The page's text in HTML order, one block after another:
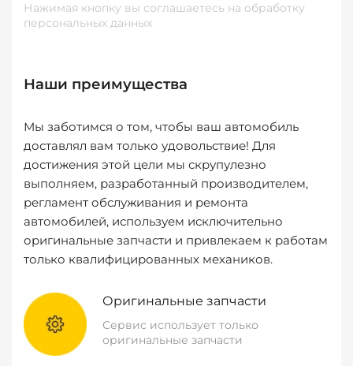
Нажимая кнопку вы соглашаетесь на обработку
персональных данных
Наши преимущества
Мы заботимся о том, чтобы ваш автомобиль
доставлял вам только удовольствие! Для
достижения этой цели мы скрупулезно
выполняем, разработанный производителем,
регламент обслуживания и ремонта
автомобилей, используем исключительно
оригинальные запчасти и привлекаем к работам
только квалифицированных механиков.
Оригинальные запчасти
Сервис использует только
оригинальные запчасти